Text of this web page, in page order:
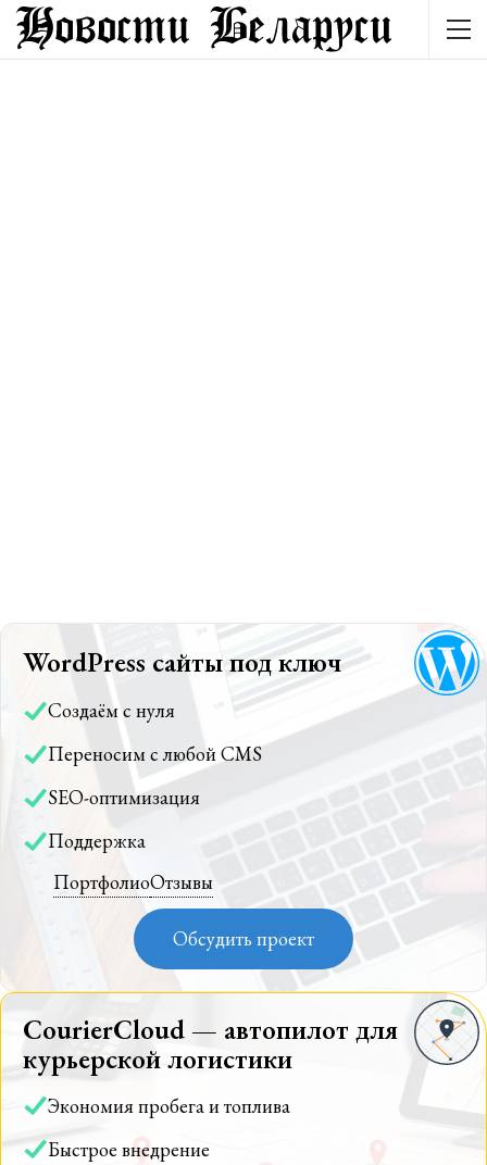
WordPress сайты под ключ
Создаём с нуля
Переносим с любой CMS
SEO-оптимизация
Поддержка
ПортфолиоОтзывы
Обсудить проект
CourierCloud — автопилот для
курьерской логистики
Экономия пробега и топлива
Быстрое внедрение